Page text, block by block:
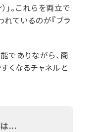
」。これらを両立で
ているのが『ブラ
でありながら、商
くなるチャネルと
...